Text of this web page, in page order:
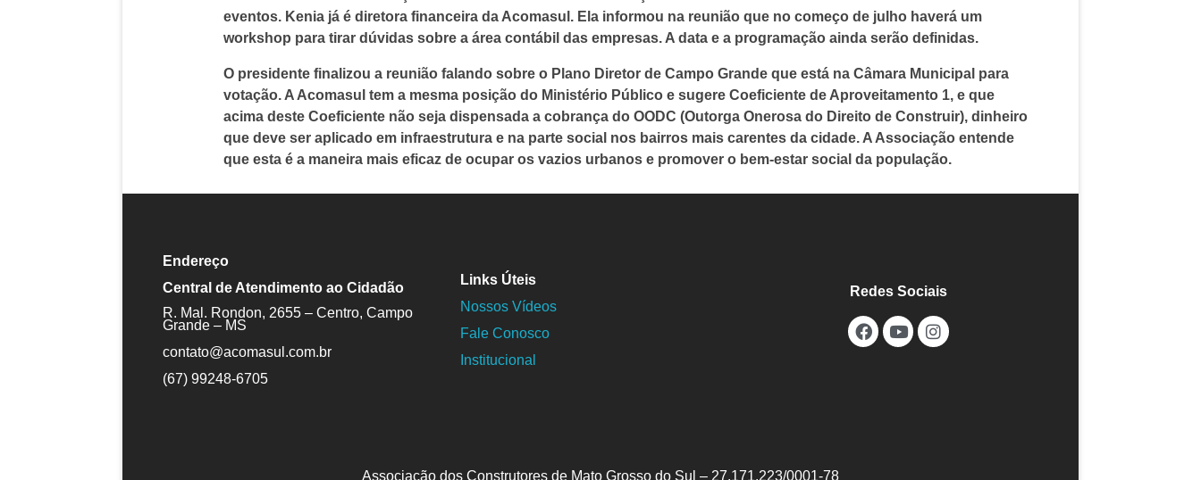
eventos. Kenia já é diretora financeira da Acomasul. Ela informou na reunião que no começo de julho haverá um
workshop para tirar dúvidas sobre a área contábil das empresas. A data e a programação ainda serão definidas.
O presidente finalizou a reunião falando sobre o Plano Diretor de Campo Grande que está na Câmara Municipal para
votação. A Acomasul tem a mesma posição do Ministério Público e sugere Coeficiente de Aproveitamento 1, e que
acima deste Coeficiente não seja dispensada a cobrança do OODC (Outorga Onerosa do Direito de Construir), dinheiro
que deve ser aplicado em infraestrutura e na parte social nos bairros mais carentes da cidade. A Associação entende
que esta é a maneira mais eficaz de ocupar os vazios urbanos e promover o bem-estar social da população.
Endereço
Central de Atendimento ao Cidadão
R. Mal. Rondon, 2655 – Centro, Campo
Grande – MS
contato@acomasul.com.br
(67) 99248-6705
Links Úteis
Nossos Vídeos
Fale Conosco
Institucional
Redes Sociais
Associação dos Construtores de Mato Grosso do Sul – 27.171.223/0001-78